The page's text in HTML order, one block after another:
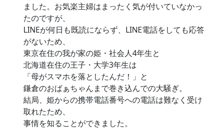
ました。お気楽主婦はまったく気が付いていなかっ
たのですが、
LINEが何日も既読にならず、LINE電話をしても応答
がないため、
東京在住の我が家の姫・社会人4年生と
北海道在住の王子・大学3年生は
「母がスマホを落としたんだ！」と
鎌倉のおばぁちゃんまで巻き込んでの大騒ぎ。
結局、姫からの携帯電話番号への電話は難なく受け
取れたため、
事情を知ることができました。